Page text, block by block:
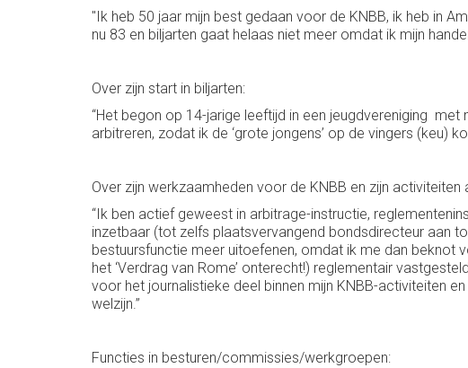
"Ik heb 50 jaar mijn best gedaan voor de KNBB, ik heb in
nu 83 en biljarten gaat helaas niet meer omdat ik mijn
Over zijn start in biljarten:
“Het begon op 14-jarige leeftijd in een jeugdvereniging
arbitreren, zodat ik de ‘grote jongens’ op de vingers (keu)
Over zijn werkzaamheden voor de KNBB en zijn activiteiten
“Ik ben actief geweest in arbitrage-instructie,
inzetbaar (tot zelfs plaatsvervangend bondsdirecteur aan
bestuursfunctie meer uitoefenen, omdat ik me dan beknot
het ‘Verdrag van Rome’ onterecht!) reglementair
voor het journalistieke deel binnen mijn KNBB-activiteiten
welzijn.”
Functies in besturen/commissies/werkgroepen: